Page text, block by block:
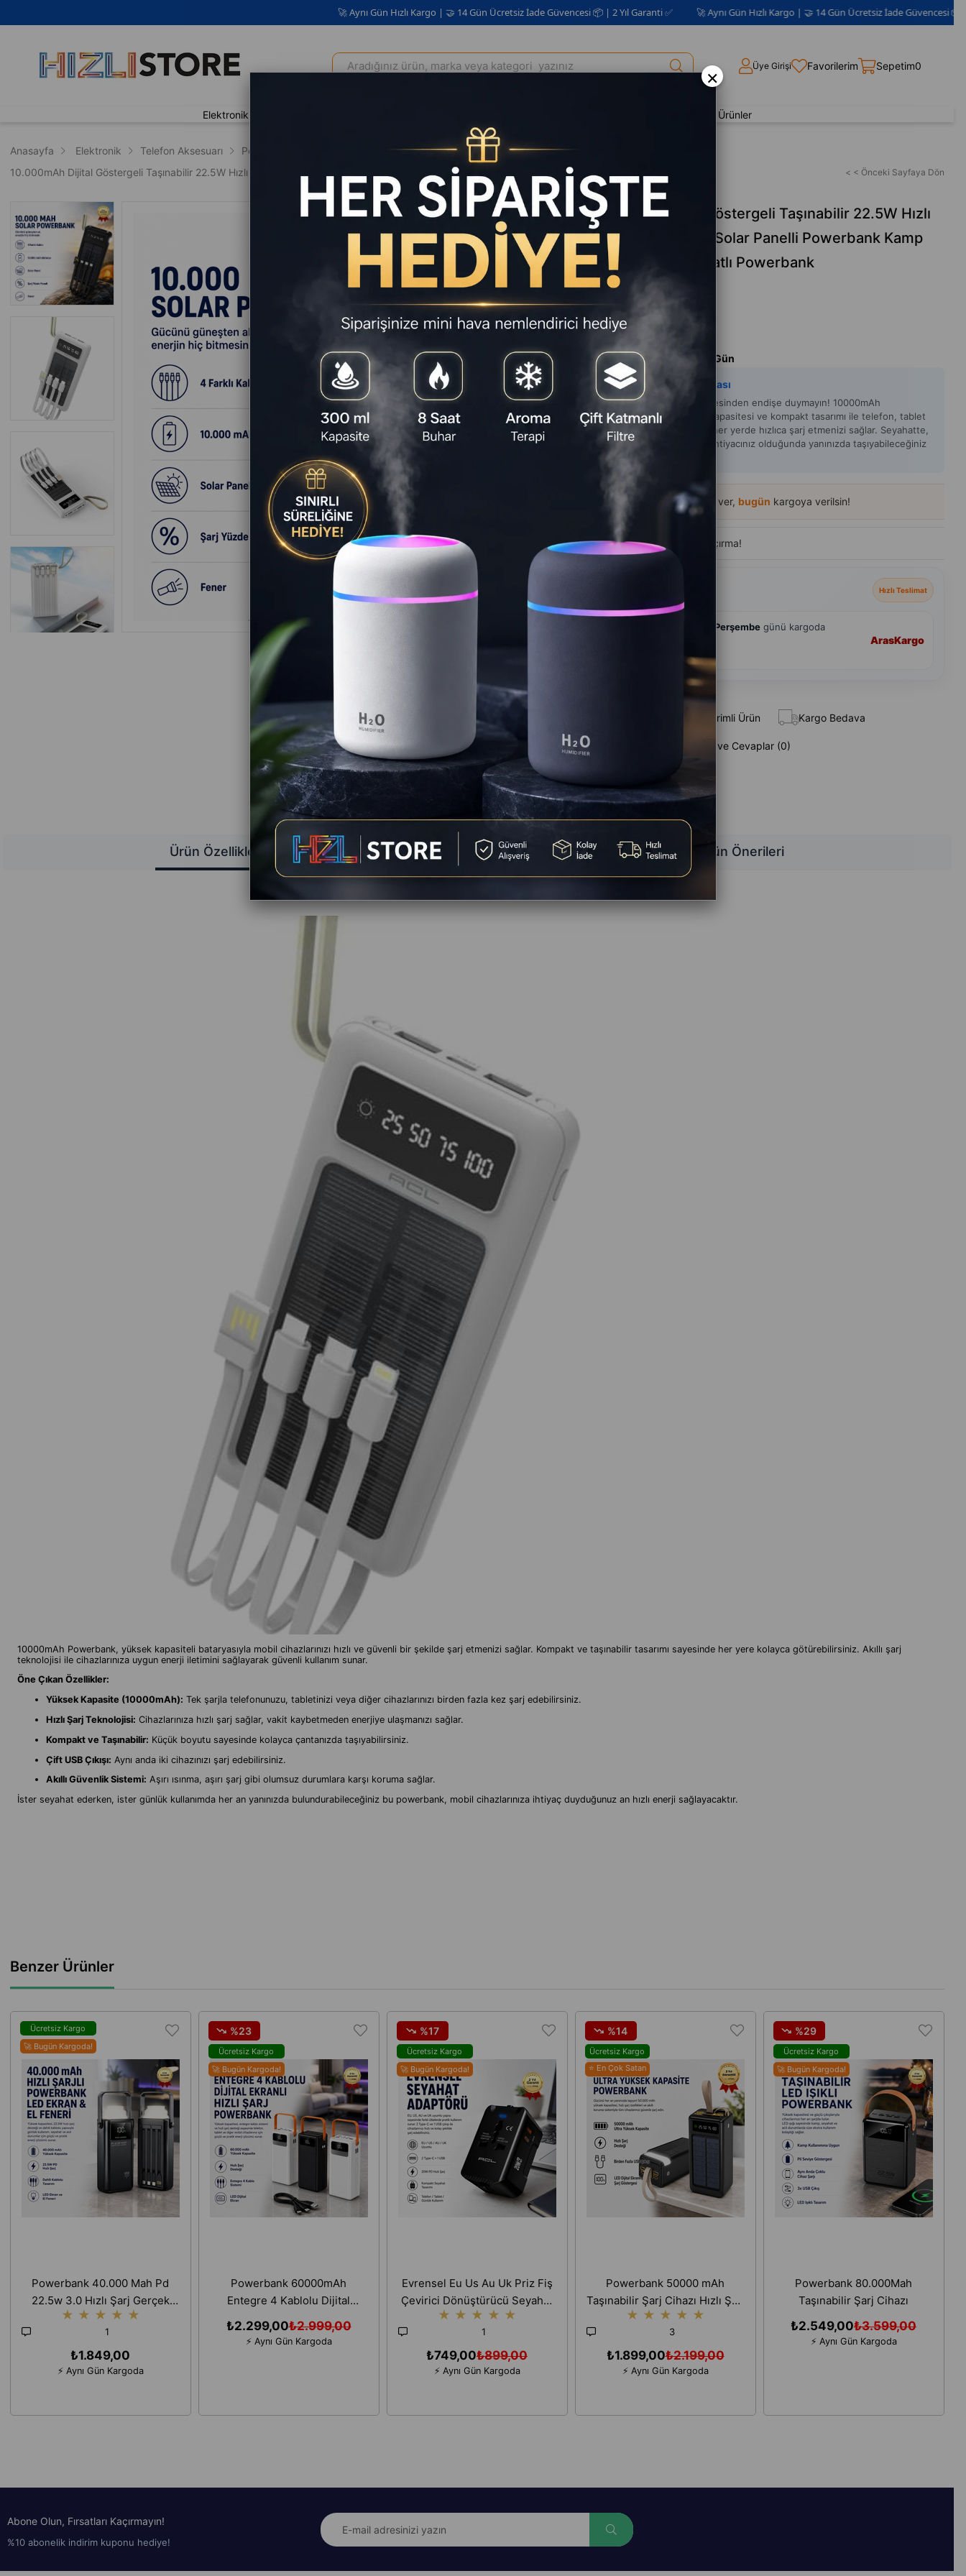
🚀 Aynı Gün Hızlı Kargo | 🤝 14 Gün Ücretsiz İade Güvencesi 📦 | 2 Yıl Garanti ✅ 🚀 Aynı Gün Hızlı Kargo | 🤝 14 Gün Ücretsiz İade Güvencesi 📦 | 2 Yıl
Üye Girişi Favorilerim Sepetim0
Elektronik Yenilenmiş Ürünler
Anasayfa Elektronik Telefon Aksesuarı
Powerbank
10.000mAh Dijital Göstergeli Taşınabilir 22.5W Hızlı Şarjlı Dahili Kablolu Solar Panelli Powerbank Kamp Uyumlu Asma Aparatlı Powerbank
< < Önceki Sayfaya Dön
10.000mAh Dijital Göstergeli Taşınabilir 22.5W Hızlı
Şarjlı Dahili Kablolu Solar Panelli Powerbank Kamp
Uyumlu Asma Aparatlı Powerbank
Tahmini Teslim Süresi
: Aynı Gün
Yapay Zeka Açıklaması
Her an şarjınızın bitmesinden endişe duymayın! 10000mAh
Powerbank, yüksek kapasitesi ve kompakt tasarımı ile telefon, tablet
ve diğer cihazlarınızı her yerde hızlıca şarj etmenizi sağlar. Seyahatte,
ofiste ya da dışarıda ihtiyacınız olduğunda yanınızda taşıyabileceğiniz
içinde sipariş ver, bugün kargoya verilsin!
Son 1 günde400+ kişi ziyaret etti
Hızlı Teslimat
6 Ağustos Perşembegünü kargoda
ArasKargo
İndirimli Ürün Kargo Bedava
Sorular (0) ve Cevaplar (0)
Ürün Özellikleri Yorumlar(1) Ürün Önerileri
10000mAh Powerbank, yüksek kapasiteli bataryasıyla mobil cihazlarınızı hızlı ve güvenli bir şekilde şarj etmenizi sağlar. Kompakt ve taşınabilir tasarımı sayesinde her yere kolayca götürebilirsiniz. Akıllı şarj
teknolojisi ile cihazlarınıza uygun enerji iletimini sağlayarak güvenli kullanım sunar.
Öne Çıkan Özellikler:
Yüksek Kapasite (10000mAh): Tek şarjla telefonunuzu, tabletinizi veya diğer cihazlarınızı birden fazla kez şarj edebilirsiniz.
Hızlı Şarj Teknolojisi: Cihazlarınıza hızlı şarj sağlar, vakit kaybetmeden enerjiye ulaşmanızı sağlar.
Kompakt ve Taşınabilir: Küçük boyutu sayesinde kolayca çantanızda taşıyabilirsiniz.
Çift USB Çıkışı: Aynı anda iki cihazınızı şarj edebilirsiniz.
Akıllı Güvenlik Sistemi: Aşırı ısınma, aşırı şarj gibi olumsuz durumlara karşı koruma sağlar.
İster seyahat ederken, ister günlük kullanımda her an yanınızda bulundurabileceğiniz bu powerbank, mobil cihazlarınıza ihtiyaç duyduğunuz an hızlı enerji sağlayacaktır.
Benzer Ürünler
Powerbank 40.000 Mah Pd
22.5w 3.0 Hızlı Şarj Gerçek
Taşınabilir Çoklu Kablolu
İphone Android Uyumlu
Taşınabilir Şarj Cihazı
★ ★ ★ ★ ★
1
₺1.849,00
⚡ Aynı Gün Kargoda
Ücretsiz Kargo
🚀 Bugün Kargoda!
Powerbank 60000mAh
Entegre 4 Kablolu Dijital
Ekranlı LED Fenerli Hızlı Şarj
Taşınabilir Şarj Cihazı
₺2.299,00₺2.999,00
⚡ Aynı Gün Kargoda
%23
Ücretsiz Kargo
🚀 Bugün Kargoda!
Evrensel Eu Us Au Uk Priz Fiş
Çevirici Dönüştürücü Seyahat
Adaptörü 2 Type-c 1 Usb
Çıkışlı Adaptör
★ ★ ★ ★ ★
1
₺749,00₺899,00
⚡ Aynı Gün Kargoda
%17
Ücretsiz Kargo
🚀 Bugün Kargoda!
Powerbank 50000 mAh
Taşınabilir Şarj Cihazı Hızlı Şarj
Cihazı
★ ★ ★ ★ ★
3
₺1.899,00₺2.199,00
⚡ Aynı Gün Kargoda
%14
Ücretsiz Kargo
⭐ En Çok Satan
Powerbank 80.000Mah
Taşınabilir Şarj Cihazı
₺2.549,00₺3.599,00
⚡ Aynı Gün Kargoda
%29
Ücretsiz Kargo
🚀 Bugün Kargoda!
Abone Olun, Fırsatları Kaçırmayın!
%10 abonelik indirim kuponu hediye!
×